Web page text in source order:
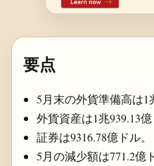
要点
5月末の外貨準備高は1
外貨資産は1兆939.13億
証券は9316.78億ドル。
5月の減少額は771.2億